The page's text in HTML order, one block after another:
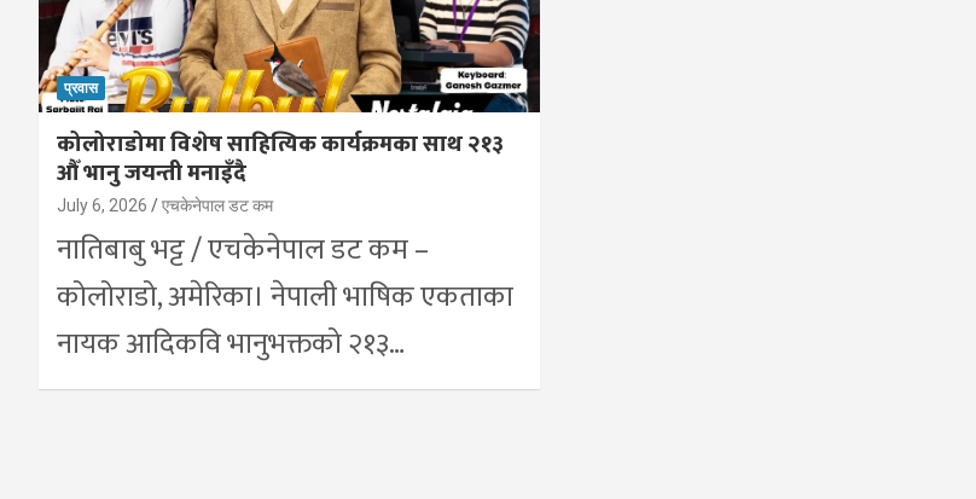
प्रवास
कोलोराडोमा विशेष साहित्यिक कार्यक्रमका साथ २१३
औँ भानु जयन्ती मनाइँदै
July 6, 2026 एचकेनेपाल डट कम
नातिबाबु भट्ट / एचकेनेपाल डट कम –
कोलोराडो, अमेरिका। नेपाली भाषिक एकताका
नायक आदिकवि भानुभक्तको २१३…